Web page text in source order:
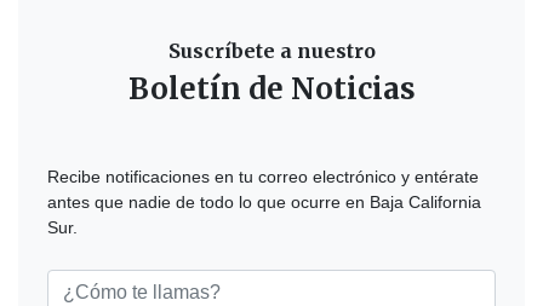
Suscríbete a nuestro
Boletín de Noticias
Recibe notificaciones en tu correo electrónico y entérate
antes que nadie de todo lo que ocurre en Baja California
Sur.